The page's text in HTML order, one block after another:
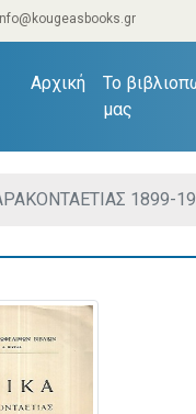
Αρχική(current)
Το
μας
1899-